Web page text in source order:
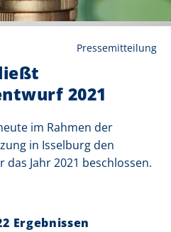
Pressemitteilung
2021
im Rahmen der
in Isselburg den
Jahr 2021 beschlossen.
Ergebnissen